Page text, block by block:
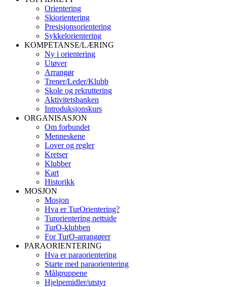
Orientering
Skiorientering
Presisjonsorientering
Sykkelorientering
KOMPETANSE/LÆRING
Ny i orientering
Utøver
Arrangør
Trener/Leder/Klubb
Skole og rekruttering
Aktivitetsbanken
Introduksjonskurs
ORGANISASJON
Om forbundet
Menneskene
Lover og regler
Kretser
Klubber
Kart
Historikk
MOSJON
Mosjon
Hva er TurOrientering?
Turorientering nettside
TurO-klubben
For TurO-arrangører
PARAORIENTERING
Hva er paraorientering
Starte med paraorientering
Målgruppene
Hjelpemidler/utstyr